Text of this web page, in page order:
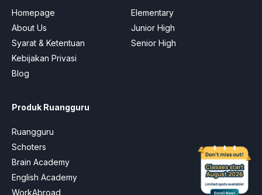
Homepage
About Us
Syarat & Ketentuan
Kebijakan Privasi
Blog
Elementary
Junior High
Senior High
Produk Ruangguru
Ruangguru
Schoters
Brain Academy
English Academy
WorkAbroad